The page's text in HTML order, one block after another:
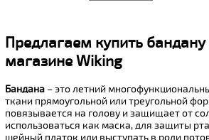
Предлагаем купить бандану
магазине Wiking
Бандана – это летний
ткани прямоугольной или треугольной
повязывается на голову и защищает от
использоваться как маска, для защиты
шейный платок или выступать в роли